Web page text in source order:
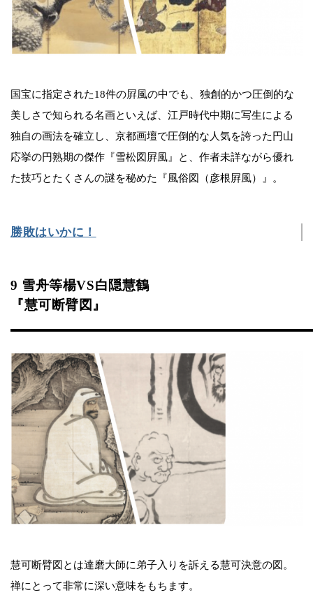
国宝に指定された18件の屛風の中でも、独創的かつ圧倒的な
美しさで知られる名画といえば、江戸時代中期に写生による
独自の画法を確立し、京都画壇で圧倒的な人気を誇った円山
応挙の円熟期の傑作『雪松図屛風』と、作者未詳ながら優れ
た技巧とたくさんの謎を秘めた『風俗図（彦根屛風）』。
勝敗はいかに！
9 雪舟等楊VS白隠慧鶴
『慧可断臂図』
慧可断臂図とは達磨大師に弟子入りを訴える慧可決意の図。
禅にとって非常に深い意味をもちます。